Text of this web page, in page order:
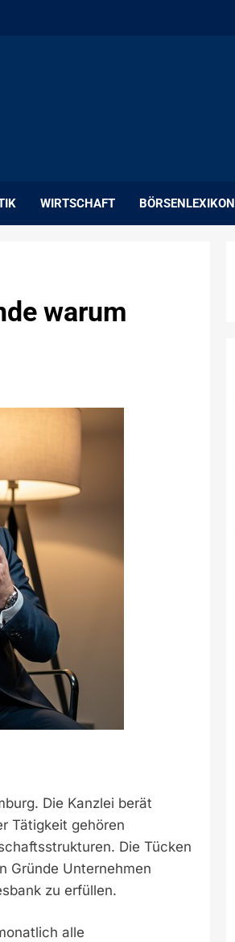
WIRTSCHAFT BÖRSENLEXIKON
warum
Die Kanzlei berät
Tätigkeit gehören
Die Tücken
Gründe Unternehmen
zu erfüllen.
alle